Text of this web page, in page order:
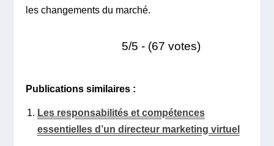
les changements du marché.
5/5 - (67 votes)
Publications similaires :
Les responsabilités et compétences
essentielles d’un directeur marketing virtuel